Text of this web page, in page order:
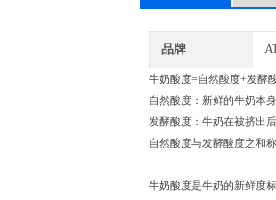
品牌
牛奶酸度=自然酸度+发酵
自然酸度：新鲜的牛奶本
发酵酸度：牛奶在被挤出
自然酸度与发酵酸度之和
牛奶酸度是牛奶的新鲜度